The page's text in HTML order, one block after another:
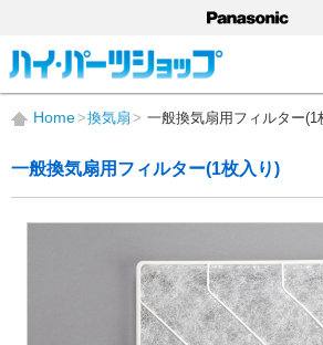
Home 換気扇 一般換気扇用フィルター(1
一般換気扇用フィルター(1枚入り)